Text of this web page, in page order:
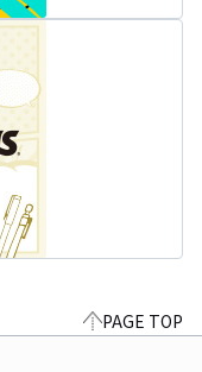
PAGE TOP